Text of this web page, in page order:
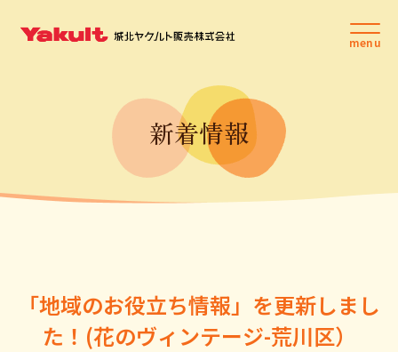
新着情報
「地域のお役立ち情報」を更新しまし
た！(花のヴィンテージ-荒川区）